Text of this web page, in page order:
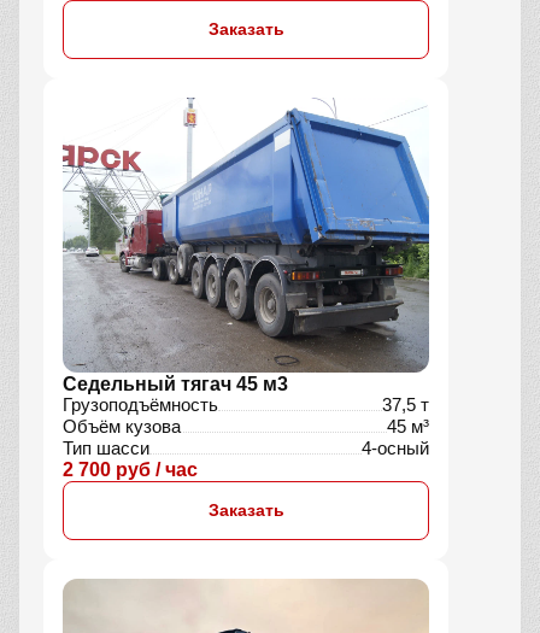
Заказать
Седельный тягач 45 м3
Грузоподъёмность
37,5 т
Объём кузова
45 м³
Тип шасси
4-осный
2 700 руб / час
Заказать